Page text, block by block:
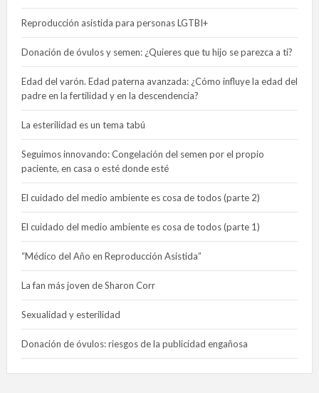
Reproducción asistida para personas LGTBI+
Donación de óvulos y semen: ¿Quieres que tu hijo se parezca a ti?
Edad del varón. Edad paterna avanzada: ¿Cómo influye la edad del
padre en la fertilidad y en la descendencia?
La esterilidad es un tema tabú
Seguimos innovando: Congelación del semen por el propio
paciente, en casa o esté donde esté
El cuidado del medio ambiente es cosa de todos (parte 2)
El cuidado del medio ambiente es cosa de todos (parte 1)
“Médico del Año en Reproducción Asistida”
La fan más joven de Sharon Corr
Sexualidad y esterilidad
Donación de óvulos: riesgos de la publicidad engañosa